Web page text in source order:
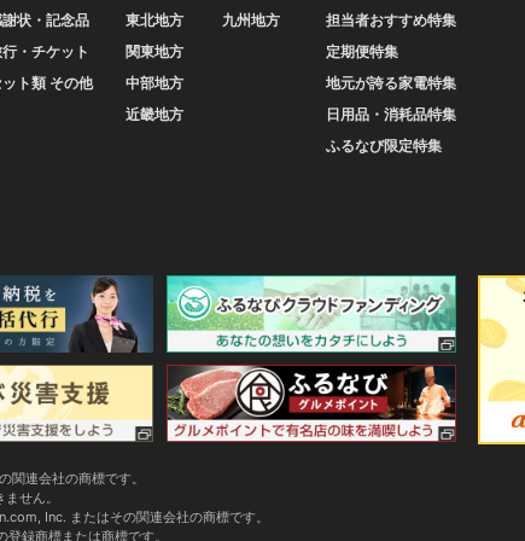
状・記念品
・チケット
ト類 その他
東北地方
関東地方
中部地方
近畿地方
九州地方
担当者おすすめ特集
定期便特集
地元が誇る家電特集
日用品・消耗品特集
ふるなび限定特集
連会社の商標です。
せん。
Inc. またはその関連会社の商標です。
録商標または商標です。